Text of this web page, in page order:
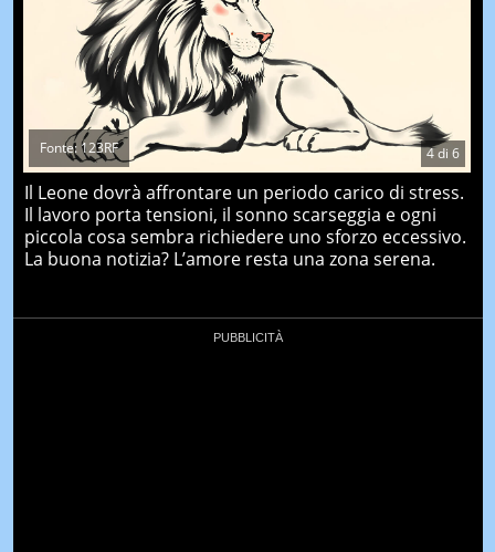
4di 6
Fonte: 123RF
Il Leone dovrà affrontare un periodo carico di stress.
Il lavoro porta tensioni, il sonno scarseggia e ogni
piccola cosa sembra richiedere uno sforzo eccessivo.
La buona notizia? L’amore resta una zona serena.